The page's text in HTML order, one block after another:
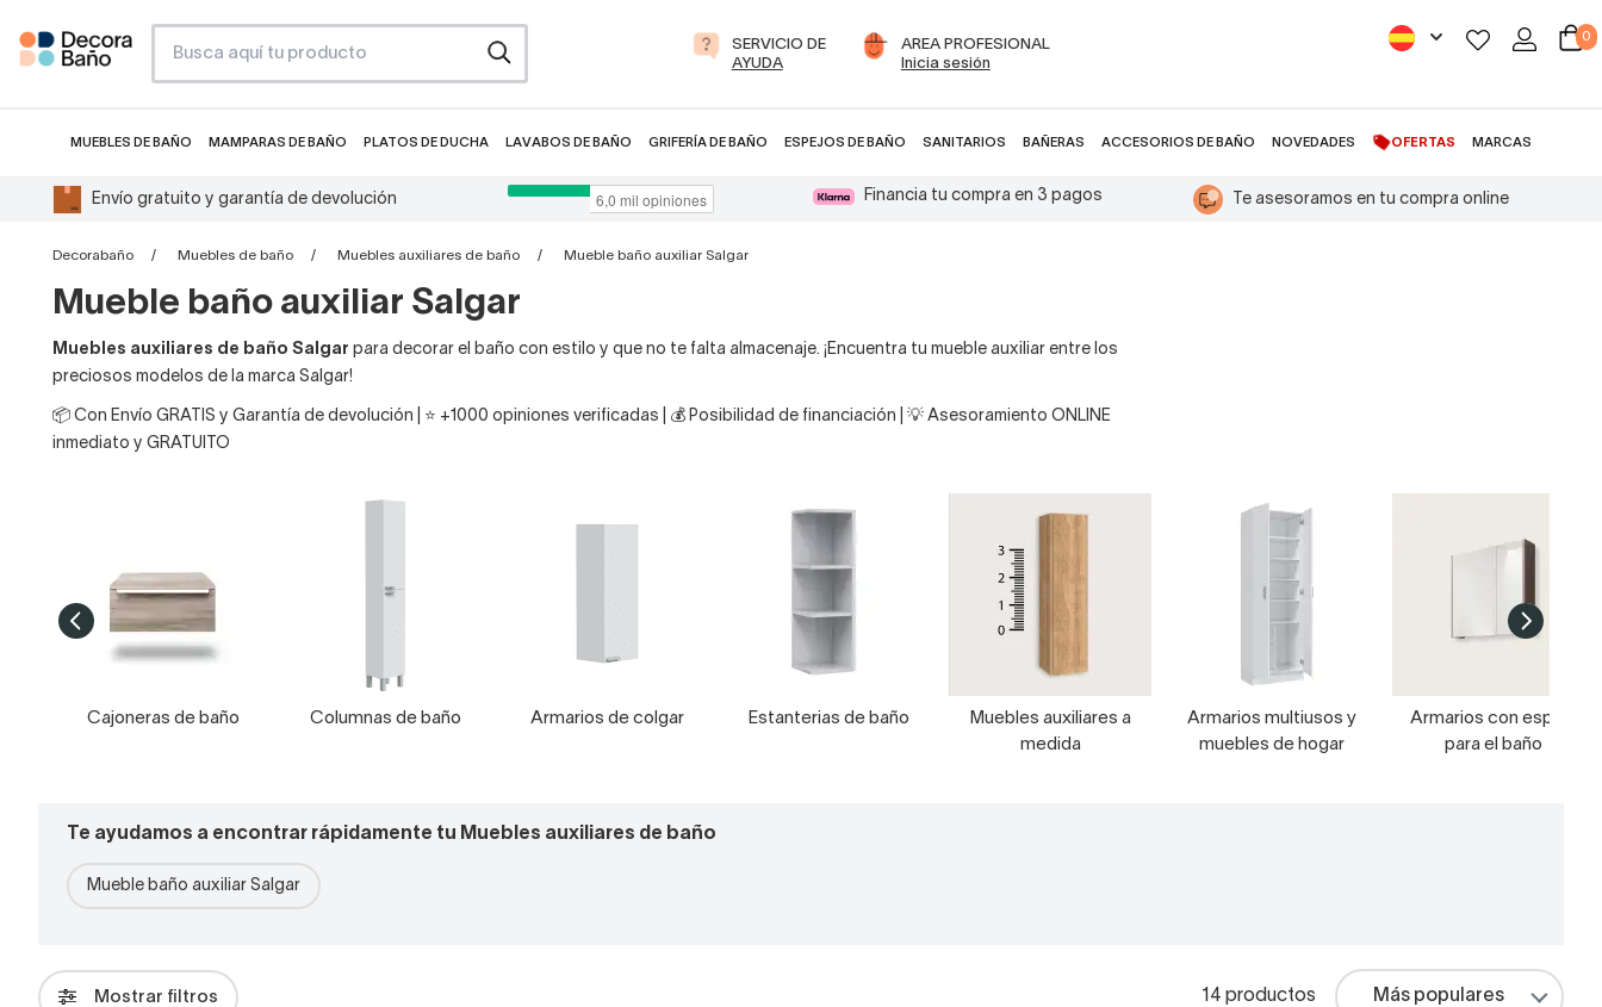
SERVICIO DE
AYUDA
AREA PROFESIONAL
Inicia sesión
0
MUEBLES DE BAÑO MAMPARAS DE BAÑO PLATOS DE DUCHA LAVABOS DE BAÑO GRIFERÍA DE BAÑO ESPEJOS DE BAÑO SANITARIOS BAÑERAS ACCESORIOS DE BAÑO NOVEDADES OFERTAS MARCAS
Envío gratuito y garantía de devolución Financia tu compra en 3 pagos Te asesoramos en tu compra online
Decorabaño Muebles de baño Muebles auxiliares de baño Mueble baño auxiliar Salgar
Mueble baño auxiliar Salgar
Muebles auxiliares de baño Salgar para decorar el baño con estilo y que no te falta almacenaje. ¡Encuentra tu mueble auxiliar entre los
preciosos modelos de la marca Salgar!
📦 Con Envío GRATIS y Garantía de devolución | ⭐ +1000 opiniones verificadas | 💰 Posibilidad de financiación | 💡 Asesoramiento ONLINE
inmediato y GRATUITO
Cajoneras de baño Columnas de baño Armarios de colgar Estanterias de baño
Muebles auxiliares a
medida
Armarios multiusos y
muebles de hogar
Armarios con espejo
para el baño
Te ayudamos a encontrar rápidamente tu Muebles auxiliares de baño
Mueble baño auxiliar Salgar
Mostrar filtros 14 productos